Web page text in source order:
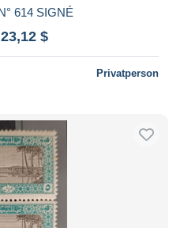
614 SIGNÉ
$
Privatperson